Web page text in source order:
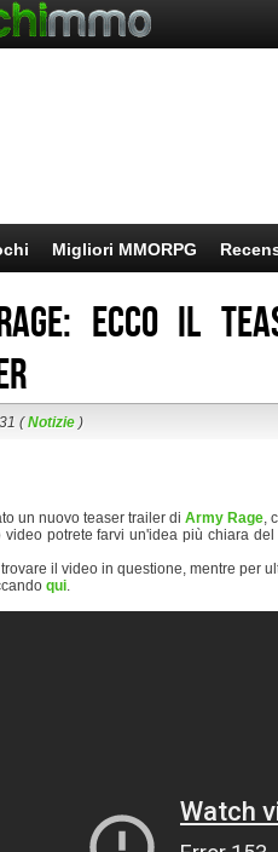
Migliori MMORPG
ecco il
(Notizie )
un nuovo teaser trailer di Army Rage,
video potrete farvi un'idea più chiara
il video in questione, mentre per
qui.